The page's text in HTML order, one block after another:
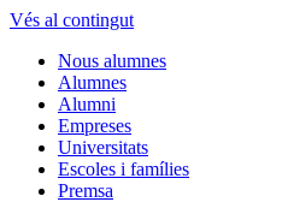
Vés al contingut
Nous alumnes
Alumnes
Alumni
Empreses
Universitats
Escoles i famílies
Premsa